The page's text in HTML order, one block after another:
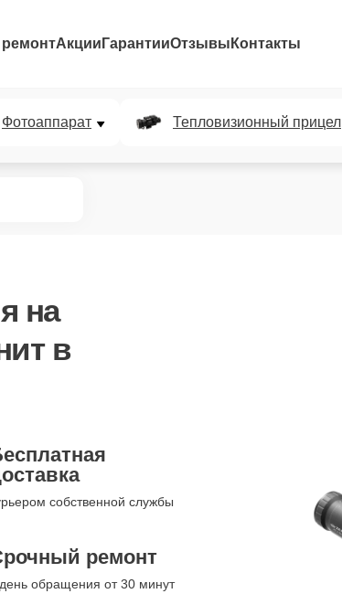
Акции ГарантииОтзывы Контакты
Фотоаппарат Тепловизионный прицел
на
в
собственной службы
ремонт
обращения от 30 минут